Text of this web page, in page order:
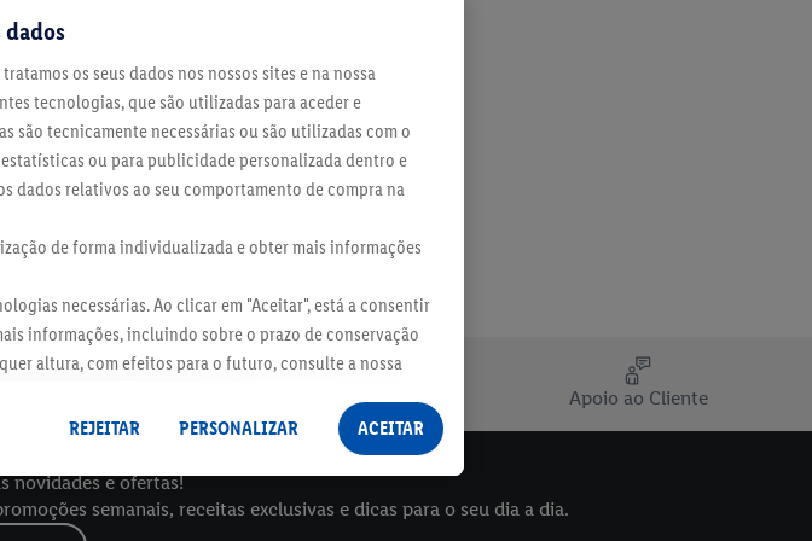
Apoio ao Cliente
novidades e ofertas!
semanais, receitas exclusivas e dicas para o seu dia a dia.
dados
tratamos os seus dados nos nossos sites e na nossa
tecnologias, que são utilizadas para aceder e
são tecnicamente necessárias ou são utilizadas com o
ou para publicidade personalizada dentro e
dados relativos ao seu comportamento de compra na
de forma individualizada e obter mais informações
necessárias. Ao clicar em "Aceitar", está a consentir
informações, incluindo sobre o prazo de conservação
altura, com efeitos para o futuro, consulte a nossa
REJEITAR
PERSONALIZAR ACEITAR